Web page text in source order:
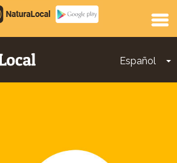
Google
Play
Español
Main